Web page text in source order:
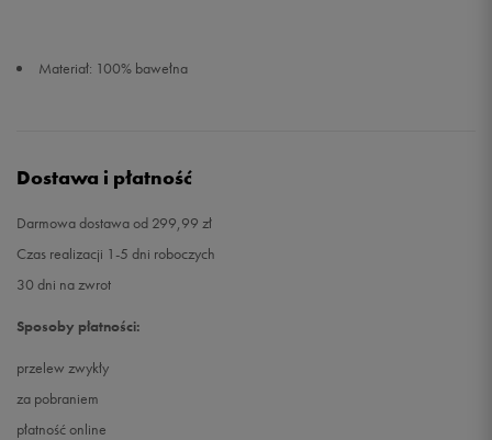
Materiał: 100% bawełna
Dostawa i płatność
Darmowa dostawa od 299,99 zł
Czas realizacji 1-5 dni roboczych
30 dni na zwrot
Sposoby płatności:
przelew zwykły
za pobraniem
płatność online